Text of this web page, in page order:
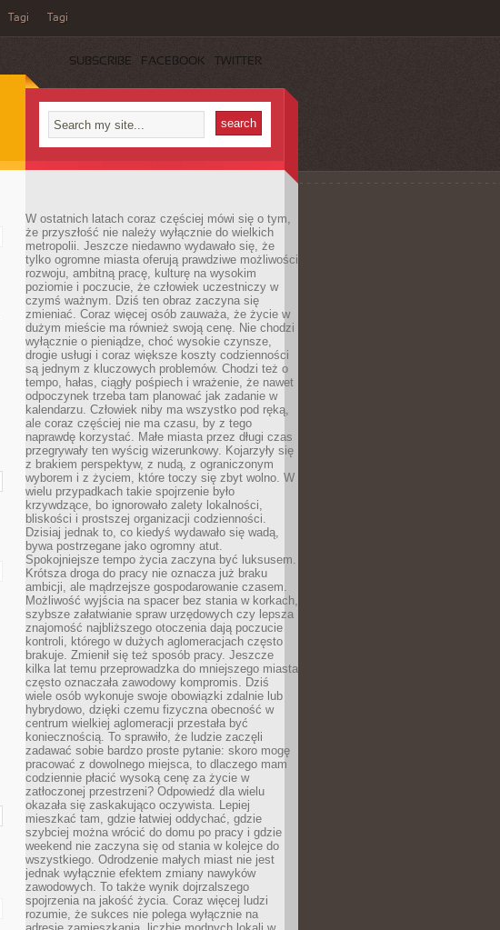
Tagi Tagi
SUBSCRIBE FACEBOOK TWITTER
W ostatnich latach coraz częściej mówi się o tym,
że przyszłość nie należy wyłącznie do wielkich
metropolii. Jeszcze niedawno wydawało się, że
tylko ogromne miasta oferują prawdziwe możliwości
rozwoju, ambitną pracę, kulturę na wysokim
poziomie i poczucie, że człowiek uczestniczy w
czymś ważnym. Dziś ten obraz zaczyna się
zmieniać. Coraz więcej osób zauważa, że życie w
dużym mieście ma również swoją cenę. Nie chodzi
wyłącznie o pieniądze, choć wysokie czynsze,
drogie usługi i coraz większe koszty codzienności
są jednym z kluczowych problemów. Chodzi też o
tempo, hałas, ciągły pośpiech i wrażenie, że nawet
odpoczynek trzeba tam planować jak zadanie w
kalendarzu. Człowiek niby ma wszystko pod ręką,
ale coraz częściej nie ma czasu, by z tego
naprawdę korzystać. Małe miasta przez długi czas
przegrywały ten wyścig wizerunkowy. Kojarzyły się
z brakiem perspektyw, z nudą, z ograniczonym
wyborem i z życiem, które toczy się zbyt wolno. W
wielu przypadkach takie spojrzenie było
krzywdzące, bo ignorowało zalety lokalności,
bliskości i prostszej organizacji codzienności.
Dzisiaj jednak to, co kiedyś wydawało się wadą,
bywa postrzegane jako ogromny atut.
Spokojniejsze tempo życia zaczyna być luksusem.
Krótsza droga do pracy nie oznacza już braku
ambicji, ale mądrzejsze gospodarowanie czasem.
Możliwość wyjścia na spacer bez stania w korkach,
szybsze załatwianie spraw urzędowych czy lepsza
znajomość najbliższego otoczenia dają poczucie
kontroli, którego w dużych aglomeracjach często
brakuje. Zmienił się też sposób pracy. Jeszcze
kilka lat temu przeprowadzka do mniejszego miasta
często oznaczała zawodowy kompromis. Dziś
wiele osób wykonuje swoje obowiązki zdalnie lub
hybrydowo, dzięki czemu fizyczna obecność w
centrum wielkiej aglomeracji przestała być
koniecznością. To sprawiło, że ludzie zaczęli
zadawać sobie bardzo proste pytanie: skoro mogę
pracować z dowolnego miejsca, to dlaczego mam
codziennie płacić wysoką cenę za życie w
zatłoczonej przestrzeni? Odpowiedź dla wielu
okazała się zaskakująco oczywista. Lepiej
mieszkać tam, gdzie łatwiej oddychać, gdzie
szybciej można wrócić do domu po pracy i gdzie
weekend nie zaczyna się od stania w kolejce do
wszystkiego. Odrodzenie małych miast nie jest
jednak wyłącznie efektem zmiany nawyków
zawodowych. To także wynik dojrzalszego
spojrzenia na jakość życia. Coraz więcej ludzi
rozumie, że sukces nie polega wyłącznie na